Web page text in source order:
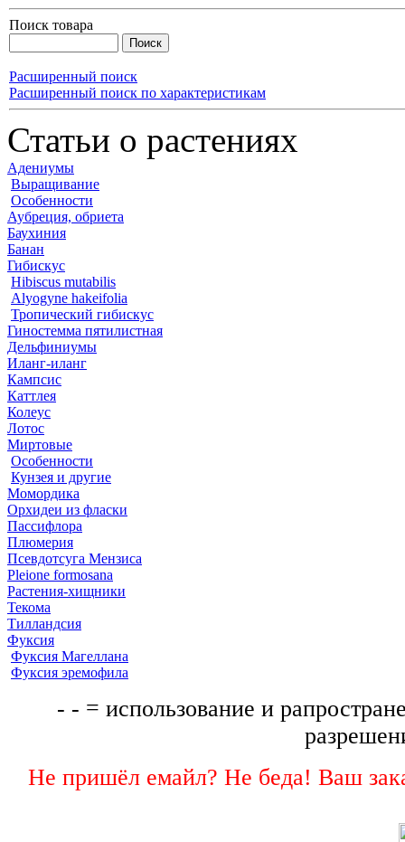
Поиск товара
Расширенный поиск
Расширенный поиск по характеристикам
Статьи о растениях
Адениумы
Выращивание
Особенности
Аубреция, обриета
Баухиния
Банан
Гибискус
Hibiscus mutabilis
Alyogyne hakeifolia
Тропический гибискус
Гиностемма пятилистная
Дельфиниумы
Иланг-иланг
Кампсис
Каттлея
Колеус
Лотос
Миртовые
Особенности
Кунзея и другие
Момордика
Орхидеи из фласки
Пассифлора
Плюмерия
Псевдотсуга Мензиса
Pleione formosana
Растения-хищники
Текома
Тилландсия
Фуксия
Фуксия Магеллана
Фуксия эремофила
- - = использование и
Не пришёл емайл? Не беда! Ваш